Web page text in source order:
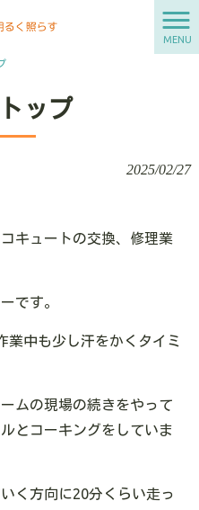
MENU
ップ
2025/02/27
キュートの交換、修理業
です。
業中も少し汗をかくタイミ
ムの現場の続きをやって
とコーキングをしていま
く方向に20分くらい走っ